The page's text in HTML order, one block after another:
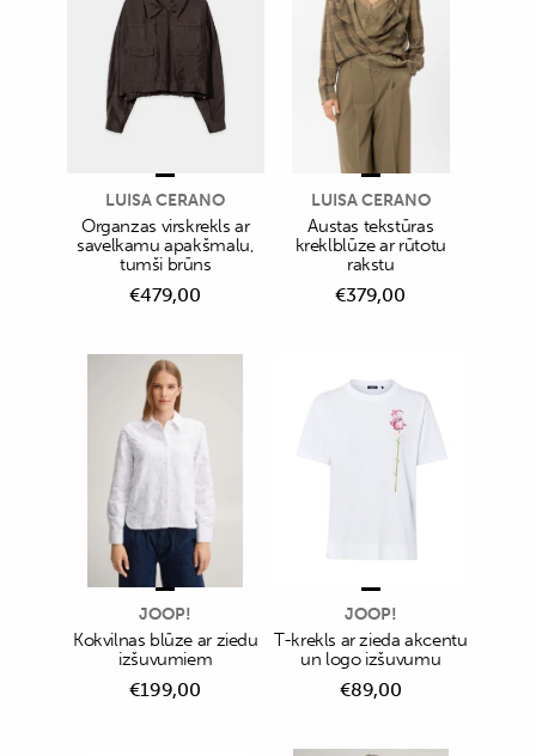
LUISA CERANO
Organzas virskrekls ar
savelkamu apakšmalu,
tumši brūns
€479,00
LUISA CERANO
Austas tekstūras
kreklblūze ar rūtotu
rakstu
€379,00
JOOP!
Kokvilnas blūze ar ziedu
izšuvumiem
€199,00
JOOP!
T-krekls ar zieda akcentu
un logo izšuvumu
€89,00